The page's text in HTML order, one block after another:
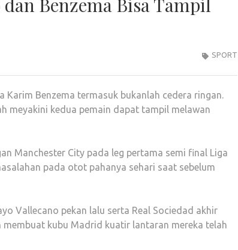
Benzema Bisa Tampil
SPORT
Benzema termasuk bukanlah cedera ringan.
meyakini kedua pemain dapat tampil melawan
Manchester City pada leg pertama semi final Liga
pada otot pahanya sehari saat sebelum
Vallecano pekan lalu serta Real Sociedad akhir
kubu Madrid kuatir lantaran mereka telah